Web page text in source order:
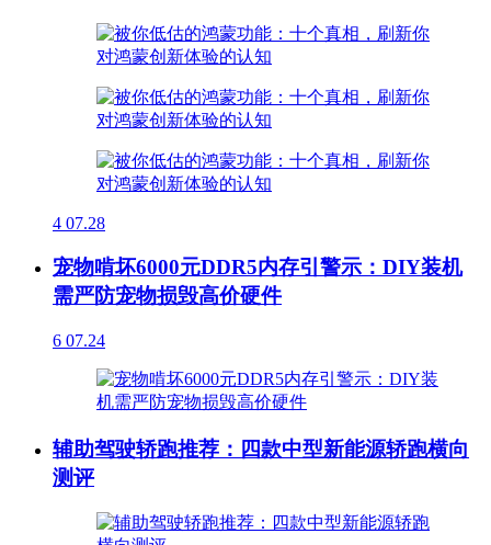
4 07.28
宠物啃坏6000元DDR5内存引警示：DIY装机
需严防宠物损毁高价硬件
6 07.24
辅助驾驶轿跑推荐：四款中型新能源轿跑横向
测评